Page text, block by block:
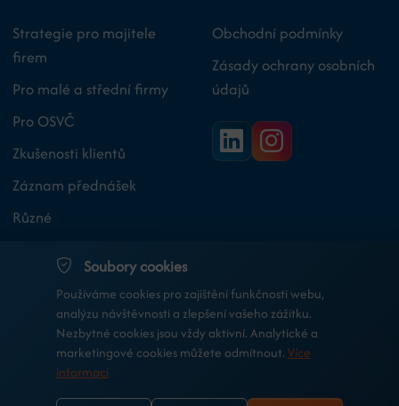
Strategie pro majitele
firem
Pro malé a střední firmy
Pro OSVČ
Zkušenosti klientů
Záznam přednášek
Různé
Průvodce podnikáním
Obchodní podmínky
Zásady ochrany osobních
údajů
2026 DaniTax s.r.o.Profesionální účetní a daňové strategie pro
moderní podnikání.
Soubory cookies
Používáme cookies pro zajištění funkčnosti webu,
analýzu návštěvnosti a zlepšení vašeho zážitku.
Nezbytné cookies jsou vždy aktivní. Analytické a
marketingové cookies můžete odmítnout. Více
informací